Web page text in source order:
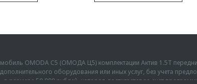
OMODA C5 (ОМОДА Ц5) комплектации Актив 1.5Т
оборудования или иных услуг, без учета
размере 50 000 рублей, которая достигается за счет